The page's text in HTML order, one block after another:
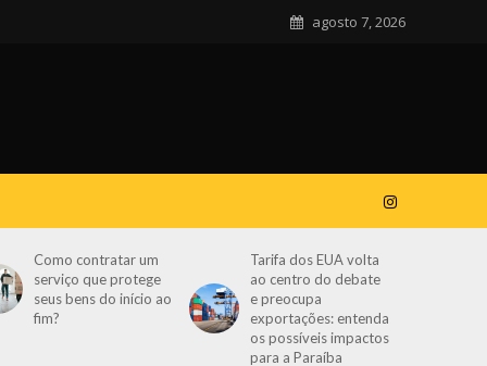
agosto 7, 2026
Como contratar um
serviço que protege
seus bens do início ao
fim?
Tarifa dos EUA volta
ao centro do debate
e preocupa
exportações: entenda
os possíveis impactos
para a Paraíba